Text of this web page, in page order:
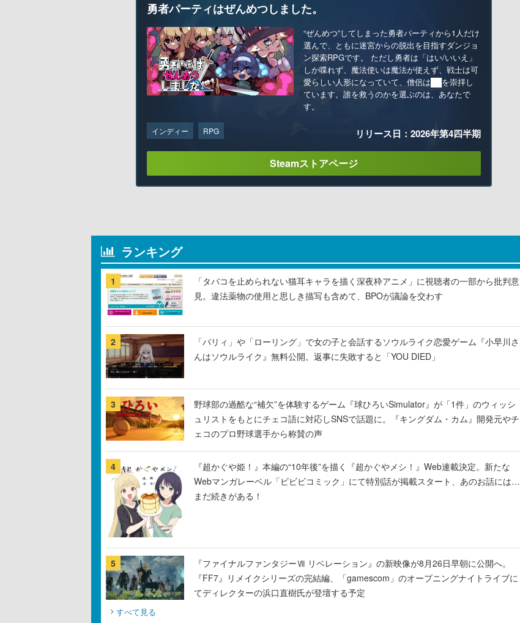
勇者パーティはぜんめつしました。
“ぜんめつ”してしまった勇者パーティから1人だけ
選んで、ともに迷宮からの脱出を目指すダンジョ
ン探索RPGです。 ただし勇者は「はい/いいえ」
しか喋れず、魔法使いは魔法が使えず、戦士は可
愛らしい人形になっていて、僧侶は██を崇拝し
ています。誰を救うのかを選ぶのは、あなたで
す。
インディー RPG リリース日：2026年第4四半期
Steamストアページ
ランキング
1
「タバコを止められない猫耳キャラを描く深夜枠アニメ」に視聴者の一部から批判意
見。違法薬物の使用と思しき描写も含めて、BPOが議論を交わす
2
「パリィ」や「ローリング」で女の子と会話するソウルライク恋愛ゲーム『小早川さ
んはソウルライク』無料公開。返事に失敗すると「YOU DIED」
3
野球部の過酷な“補欠”を体験するゲーム『球ひろいSimulator』が「1件」のウィッシ
ュリストをもとにチェコ語に対応しSNSで話題に。『キングダム・カム』開発元やチ
ェコのプロ野球選手から称賛の声
4
『超かぐや姫！』本編の“10年後”を描く『超かぐやメシ！』Web連載決定。新たな
Webマンガレーベル「ビビビコミック」にて特別話が掲載スタート、あのお話には…
まだ続きがある！
5
『ファイナルファンタジーⅦ リベレーション』の新映像が8月26日早朝に公開へ。
『FF7』リメイクシリーズの完結編、「gamescom」のオープニングナイトライブに
てディレクターの浜口直樹氏が登壇する予定
すべて見る